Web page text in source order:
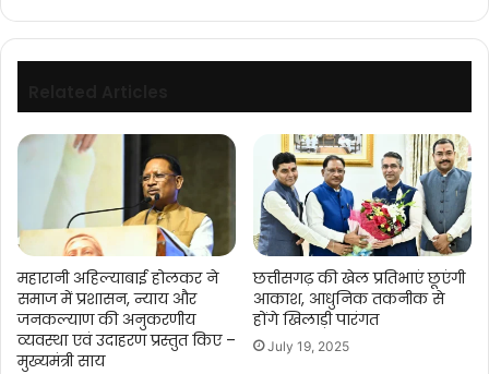
सीएम
से
अपील
महारानी अहिल्याबाई होलकर ने
समाज में प्रशासन, न्याय और
जनकल्याण की अनुकरणीय
व्यवस्था एवं उदाहरण प्रस्तुत किए –
मुख्यमंत्री साय
छत्तीसगढ़ की खेल प्रतिभाएं छूएंगी
आकाश, आधुनिक तकनीक से
होंगे खिलाड़ी पारंगत
July 19, 2025